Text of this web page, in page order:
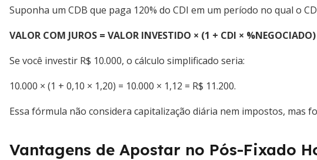
Suponha um CDB que paga 120% do CDI em um período no qual o
VALOR COM JUROS = VALOR INVESTIDO × (1 + CDI × %NEGOCIADO)
Se você investir R$ 10.000, o cálculo simplificado seria:
10.000 × (1 + 0,10 × 1,20) = 10.000 × 1,12 = R$ 11.200.
Essa fórmula não considera capitalização diária nem impostos, mas
Vantagens de Apostar no Pós-Fixado